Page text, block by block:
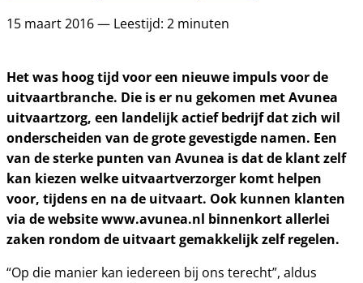
15 maart 2016 — Leestijd: 2 minuten
Het was hoog tijd voor een nieuwe impuls voor de
uitvaartbranche. Die is er nu gekomen met Avunea
uitvaartzorg, een landelijk actief bedrijf dat zich wil
onderscheiden van de grote gevestigde namen. Een
van de sterke punten van Avunea is dat de klant zelf
kan kiezen welke uitvaartverzorger komt helpen
voor, tijdens en na de uitvaart. Ook kunnen klanten
via de website www.avunea.nl binnenkort allerlei
zaken rondom de uitvaart gemakkelijk zelf regelen.
“Op die manier kan iedereen bij ons terecht”, aldus